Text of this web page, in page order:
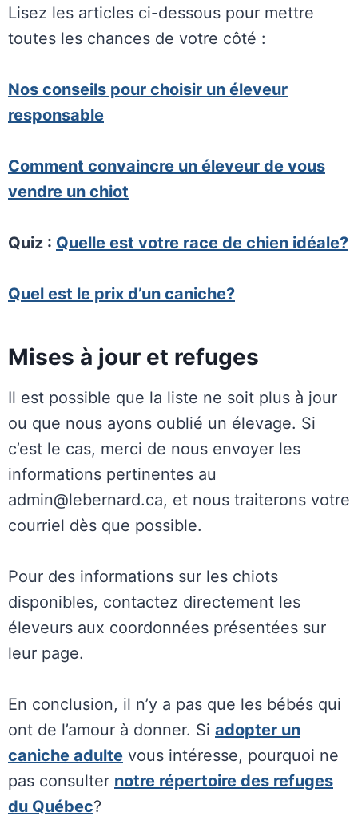
Lisez les articles ci-dessous pour mettre
toutes les chances de votre côté :
Nos conseils pour choisir un éleveur
responsable
Comment convaincre un éleveur de vous
vendre un chiot
Quiz : Quelle est votre race de chien idéale?
Quel est le prix d’un caniche?
Mises à jour et refuges
Il est possible que la liste ne soit plus à jour
ou que nous ayons oublié un élevage. Si
c’est le cas, merci de nous envoyer les
informations pertinentes au
admin@lebernard.ca, et nous traiterons votre
courriel dès que possible.
Pour des informations sur les chiots
disponibles, contactez directement les
éleveurs aux coordonnées présentées sur
leur page.
En conclusion, il n’y a pas que les bébés qui
ont de l’amour à donner. Si adopter un
caniche adulte vous intéresse, pourquoi ne
pas consulter notre répertoire des refuges
du Québec?